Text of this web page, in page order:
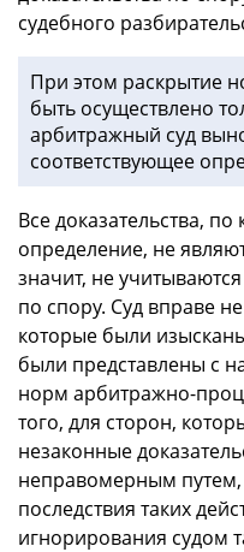
судебного
При этом раскрытие
быть осуществлено
арбитражный суд
соответствующее
Все доказательства,
определение, не
значит, не
по спору. Суд вправе
которые были
были представлены с
норм арбитражно-
того, для сторон,
незаконные
неправомерным
последствия таких
игнорирования судом